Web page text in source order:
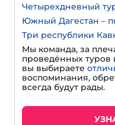
Четырехдневный
Южный Дагестан –
Три республики
Мы команда, за
проведённых туров
вы выбираете
воспоминания,
всегда будут рады.